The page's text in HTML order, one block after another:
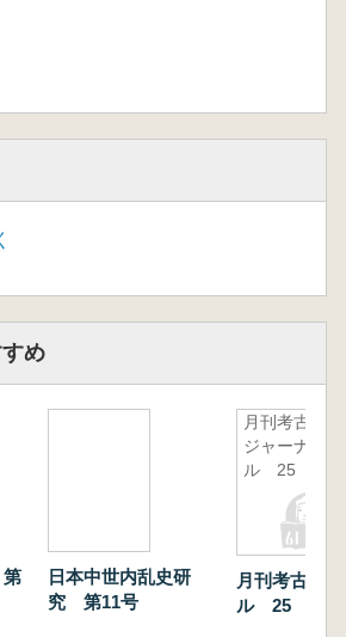
め
日本中世内乱史研
究 第11号
月刊考古学
ジャーナ
ル 25
月刊考古学
ル 25